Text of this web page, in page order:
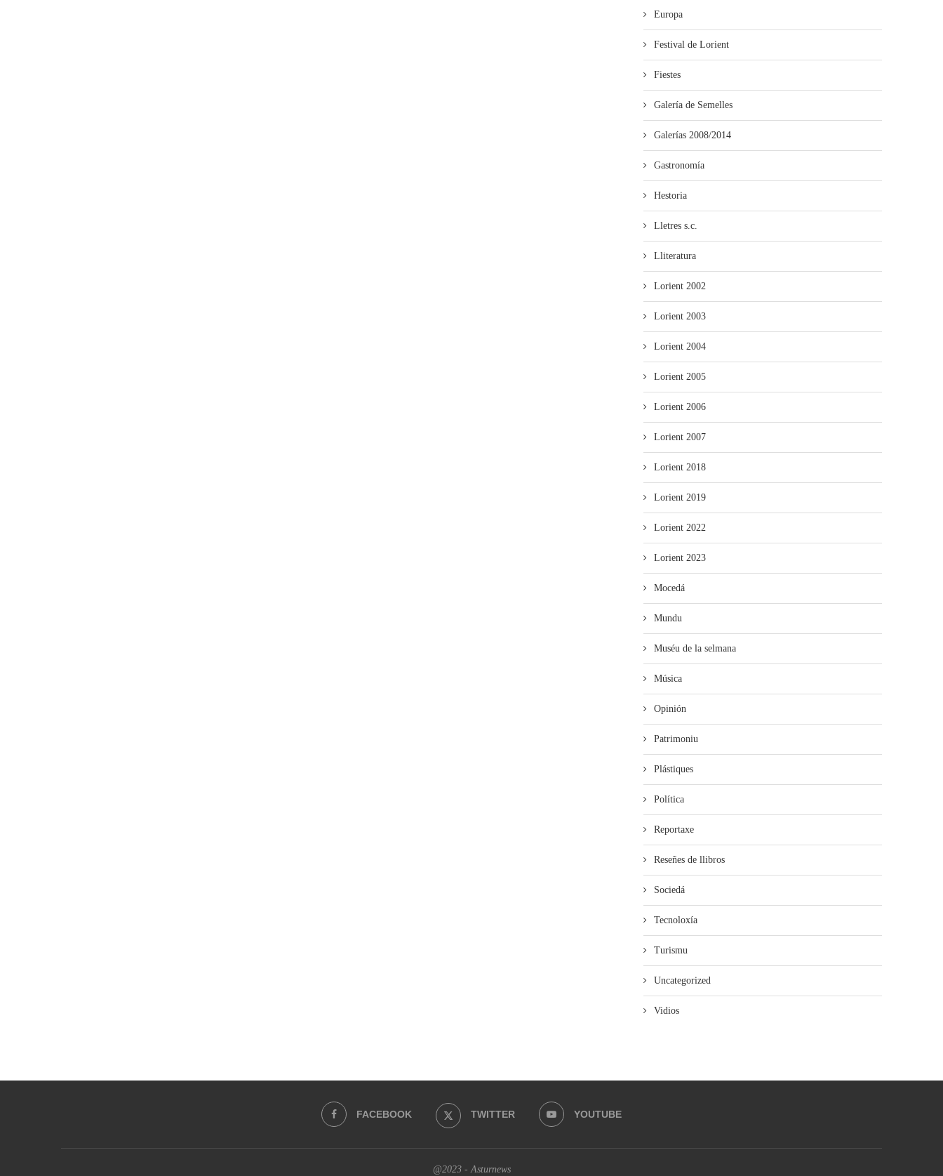
Europa
Festival de Lorient
Fiestes
Galería de Semelles
Galerías 2008/2014
Gastronomía
Hestoria
Lletres s.c.
Lliteratura
Lorient 2002
Lorient 2003
Lorient 2004
Lorient 2005
Lorient 2006
Lorient 2007
Lorient 2018
Lorient 2019
Lorient 2022
Lorient 2023
Mocedá
Mundu
Muséu de la selmana
Música
Opinión
Patrimoniu
Plástiques
Política
Reportaxe
Reseñes de llibros
Sociedá
Tecnoloxía
Turismu
Uncategorized
Vidios
FACEBOOK TWITTER YOUTUBE
@2023 - Asturnews